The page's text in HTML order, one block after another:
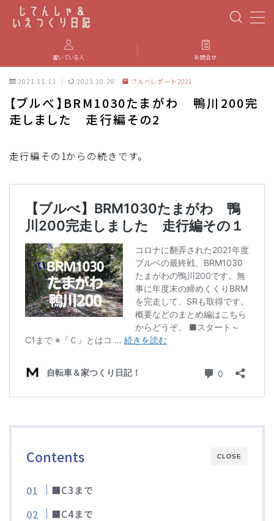
PBP(Paris-Brest-Paris)
エベレスティング
パーツのインプレ・カスタマイズ
カステリ
ブルベ装備
ディスクブレーキ
ブルべレポート2024
ブルべレポート2023
ブルベレポート2022
ブルべレポート2021
書いている人 お問合せ
2021.11.11 2023.10.28 ブルべレポート2021
【ブルべ】BRM1030たまがわ 鴨川200完
走しました 走行編その2
走行編その1からの続きです。
CLOSE
Contents
■C3まで
■C4まで